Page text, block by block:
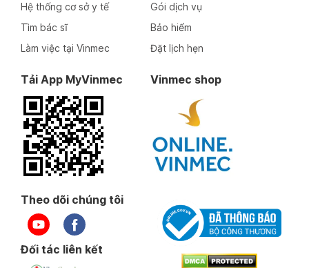
Hệ thống cơ sở y tế
Tìm bác sĩ
Làm việc tại Vinmec
Gói dịch vụ
Bảo hiểm
Đặt lịch hẹn
Tải App MyVinmec Vinmec shop
Theo dõi chúng tôi
Đối tác liên kết